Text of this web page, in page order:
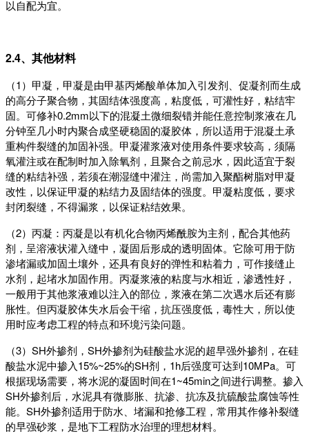
以自配为宜。
2.4、其他材料
（1）甲凝，甲凝是由甲基丙烯酸单体加入引发剂、促凝剂而生成
的高分子聚合物，其固结体强度高，粘度低，可灌性好，粘结牢
固。可修补0.2mm以下的混凝土微细裂错并能任意控制浆液在几
分钟至几小时内聚合成坚硬稳固的凝胶体，所以适用于混凝土承
重构件裂缝的加固补强。甲凝灌浆液对使用条件要求较高，须隔
氧灌注或在配制时加入除氧剂，且聚合之前忌水，因此适宜于裂
缝的粘结补强，若须在潮湿缝中灌注，尚需加入聚酯树脂对甲凝
改性，以保证甲凝的粘结力及固结体的强度。甲凝粘度低，要求
封闭裂缝，不得漏浆，以保证粘结效果。
（2）丙凝：丙凝是以有机化合物丙烯酰胺为主剂，配合其他药
剂，呈溶液状灌入缝中，凝固后形成的透明固体。它除可用于防
渗堵漏或加固土壤外，还具有良好的弹性和粘着力，可作接缝止
水剂，起堵水加固作用。丙凝浆液的粘度与水相近，渗透性好，
一般用于其他浆液难以注入的部位，浆液在第二次遇水后还有膨
胀性。但丙凝胶体失水后会干缩，抗压强度低，毒性大，所以使
用时应考虑工程的特点和环境污染问题。
（3）SH外掺剂，SH外掺剂为硅酸盐水泥的超早强外掺剂，在硅
酸盐水泥中掺入15%~25%的SH剂，1h后强度可达到10MPa。可
根据现场需要，将水泥的凝固时间在1~45min之间进行调整。掺入
SH外掺剂后，水泥具有微膨胀、抗渗、抗冻及抗硫酸盐腐蚀等性
能。SH外掺剂适用于防水、堵漏和抢修工程，常用其作修补裂缝
的早强砂浆，是地下工程防水治理的理想材料。